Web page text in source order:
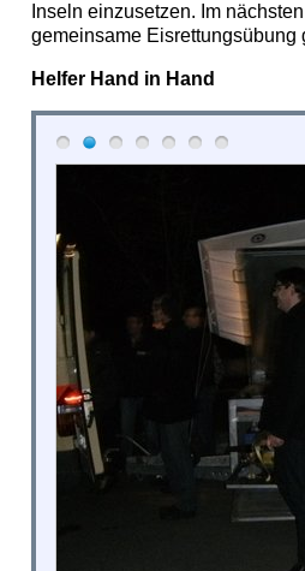
Inseln einzusetzen. Im
gemeinsame Eisrettungsübung
Helfer Hand in Hand